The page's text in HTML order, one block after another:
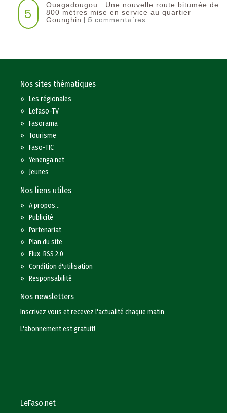
5
Ouagadougou : Une nouvelle route bitumée de
800 mètres mise en service au quartier
Gounghin | 5 commentaires
Nos sites thématiques
»Les régionales
»Lefaso-TV
»Fasorama
»Tourisme
»Faso-TIC
»Yenenga.net
» Jeunes
Nos liens utiles
»A propos...
»Publicité
»Partenariat
»Plan du site
»Flux RSS 2.0
»Condition d'utilisation
»Responsabilité
Nos newsletters
Inscrivez vous et recevez l'actualité chaque matin
L'abonnement est gratuit!
LeFaso.net